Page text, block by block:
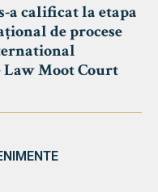
a calificat la etapa
de procese
Moot Court